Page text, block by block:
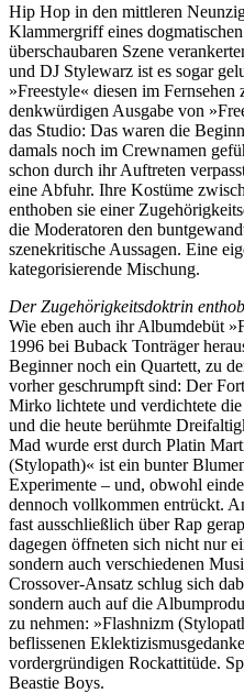
Hip Hop in den mittleren
Klammergriff eines
überschaubaren Szene
und DJ Stylewarz ist es sogar
»Freestyle« diesen im
denkwürdigen Ausgabe von
das Studio: Das waren die
damals noch im Crewnamen
schon durch ihr Auftreten
eine Abfuhr. Ihre Kostüme
enthoben sie einer
die Moderatoren den
szenekritische Aussagen. Eine
kategorisierende Mischung.
Der Zugehörigkeitsdoktrin
Wie eben auch ihr Albumdebüt
1996 bei Buback Tonträger
Beginner noch ein Quartett, zu
vorher geschrumpft sind: Der
Mirko lichtete und verdichtete
und die heute berühmte
Mad wurde erst durch Platin
(Stylopath)« ist ein bunter
Experimente – und, obwohl
dennoch vollkommen entrückt.
fast ausschließlich über Rap
dagegen öffneten sich nicht nur
sondern auch verschiedenen
Crossover-Ansatz schlug sich
sondern auch auf die
zu nehmen: »Flashnizm
beflissenen
vordergründigen Rockattitüde.
Beastie Boys.